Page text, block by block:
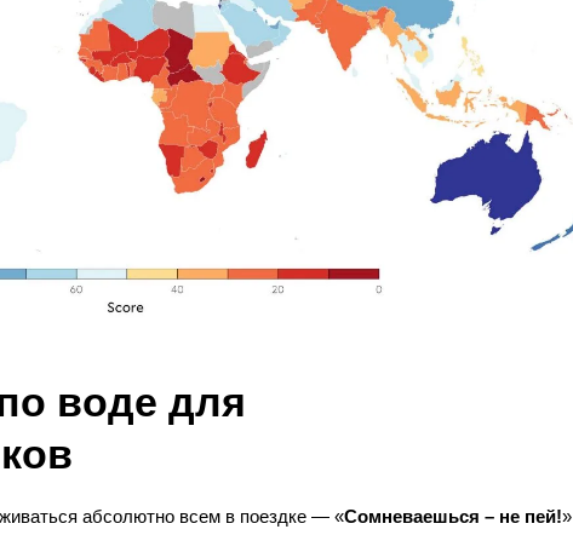
воде для
абсолютно всем в поездке — «Сомневаешься – не пей!»